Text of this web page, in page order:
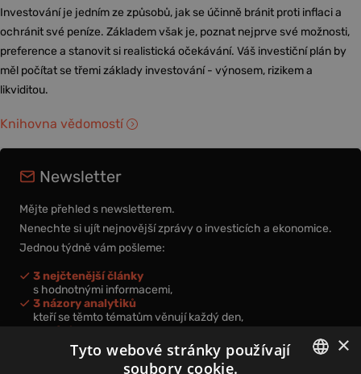
Investování je jedním ze způsobů, jak se účinně bránit proti inflaci a
ochránit své peníze. Základem však je, poznat nejprve své možnosti,
preference a stanovit si realistická očekávání. Váš investiční plán by
měl počítat se třemi základy investování - výnosem, rizikem a
likviditou.
Knihovna vědomostí
Newsletter
Mějte přehled s newsletterem.
Nenechte si ujít nejnovější zprávy o investicích a ekonomice.
Jednou týdně vám pošleme:
3 nejčtenější články
s hodnotnými informacemi,
3 názory analytiků
kteří se těmto tématům věnují každý den,
nová videa a podcasty
k prohloubení vašich znalostí.
×
Tyto webové stránky používají
soubory cookie.